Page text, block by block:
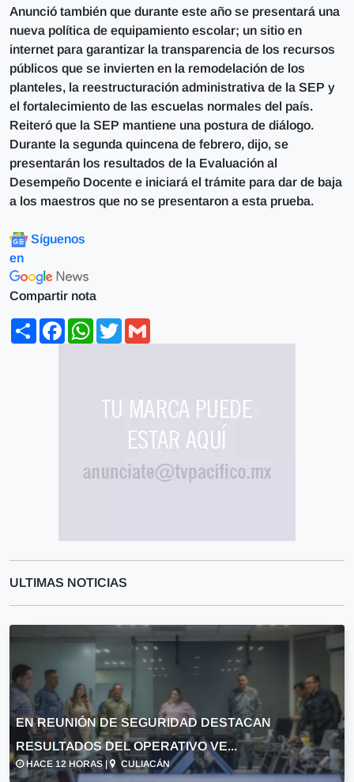
Anunció también que durante este año se presentará una
nueva política de equipamiento escolar; un sitio en
internet para garantizar la transparencia de los recursos
públicos que se invierten en la remodelación de los
planteles, la reestructuración administrativa de la SEP y
el fortalecimiento de las escuelas normales del país.
Reiteró que la SEP mantiene una postura de diálogo.
Durante la segunda quincena de febrero, dijo, se
presentarán los resultados de la Evaluación al
Desempeño Docente e iniciará el trámite para dar de baja
a los maestros que no se presentaron a esta prueba.
Síguenos
en
Compartir nota
ShareFacebookWhatsApp
Twitter
ULTIMAS NOTICIAS
EN REUNIÓN DE SEGURIDAD DESTACAN
RESULTADOS DEL OPERATIVO VE...
HACE 12 HORAS | CULIACÁN